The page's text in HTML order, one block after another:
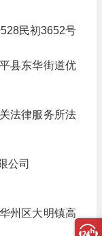
民初3652号
县东华街道优
法律服务所法
公司
州区大明镇高